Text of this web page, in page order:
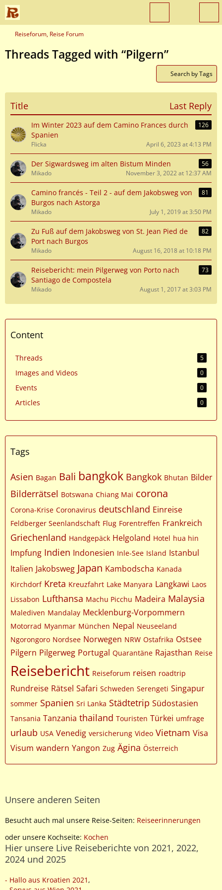
Reiseforum, Reise Forum
Threads Tagged with “Pilgern”
Search by Tags
Title Last Reply
Im Winter 2023 auf dem Camino Frances durch
Spanien
126
Flicka April 6, 2023 at 4:13 PM
Der Sigwardsweg im alten Bistum Minden
56
Mikado
November 3, 2022 at 12:37 AM
Camino francés - Teil 2 - auf dem Jakobsweg von
Burgos nach Astorga
81
Mikado July 1, 2019 at 3:50 PM
Zu Fuß auf dem Jakobsweg von St. Jean Pied de
Port nach Burgos
82
Mikado August 16, 2018 at 10:18 PM
Reisebericht: mein Pilgerweg von Porto nach
Santiago de Compostela
73
Mikado August 1, 2017 at 3:03 PM
Content
Threads 5
Images and Videos 0
Events 0
Articles 0
Tags
Asien Bagan Bali bangkok Bangkok Bhutan Bilder
Bilderrätsel Botswana Chiang Mai corona
Corona-Krise Coronavirus deutschland Einreise
Feldberger Seenlandschaft Flug Forentreffen Frankreich
Griechenland Handgepäck Helgoland Hotel hua hin
Impfung Indien Indonesien Inle-See Island Istanbul
Italien Jakobsweg Japan Kambodscha Kanada
Kirchdorf Kreta Kreuzfahrt Lake Manyara Langkawi Laos
Lissabon Lufthansa Machu Picchu Madeira Malaysia
Malediven Mandalay Mecklenburg-Vorpommern
Motorrad Myanmar München Nepal Neuseeland
Ngorongoro Nordsee Norwegen NRW Ostafrika Ostsee
Pilgern Pilgerweg Portugal Quarantäne Rajasthan Reise
Reisebericht Reiseforum reisen roadtrip
Rundreise Rätsel Safari Schweden Serengeti Singapur
sommer Spanien Sri Lanka Städtetrip Südostasien
Tansania Tanzania thailand Touristen Türkei umfrage
urlaub USA Venedig versicherung Video Vietnam Visa
Visum wandern Yangon Zug Ägina Österreich
Unsere anderen Seiten
Besucht auch mal unsere Reise-Seiten: Reiseerinnerungen
oder unsere Kochseite: Kochen
Hier unsere Live Reiseberichte von 2021, 2022,
2024 und 2025
- Hallo aus Kroatien 2021 ,